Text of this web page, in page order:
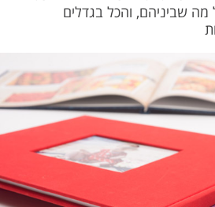
מה שביניהם, והכל בגדלים